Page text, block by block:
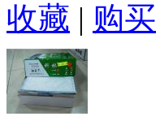
收藏 | 购买